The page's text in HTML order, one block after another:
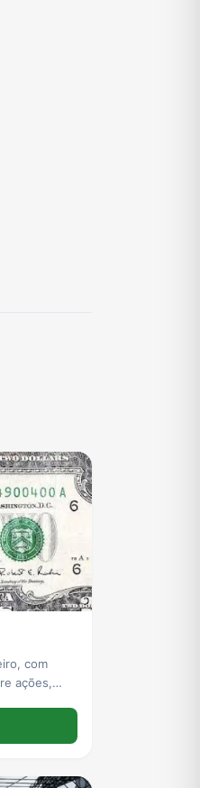
com
ações,
ativos.